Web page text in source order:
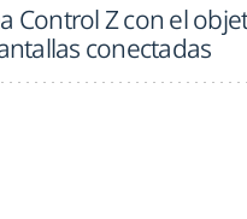
Control Z con el
conectadas